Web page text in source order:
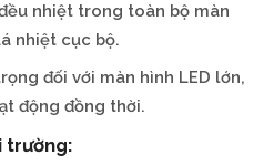
nhiệt trong toàn bộ màn
nhiệt cục bộ.
đối với màn hình LED lớn,
động đồng thời.
trường: